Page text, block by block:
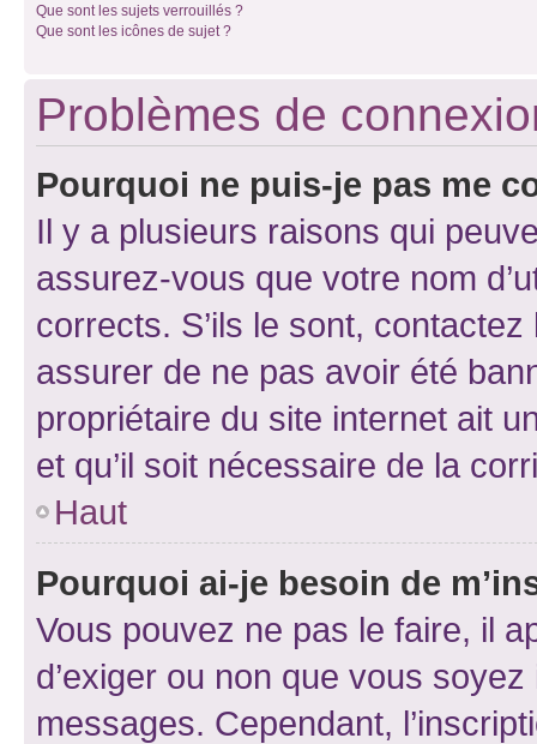
Que sont les sujets verrouillés ?
Que sont les icônes de sujet ?
Problèmes de
Pourquoi ne puis-je pas me
Il y a plusieurs raisons qui
assurez-vous que votre nom
corrects. S’ils le sont,
assurer de ne pas avoir été
propriétaire du site internet ait
et qu’il soit nécessaire de la
Haut
Pourquoi ai-je besoin de
Vous pouvez ne pas le faire, il
d’exiger ou non que vous
messages. Cependant,